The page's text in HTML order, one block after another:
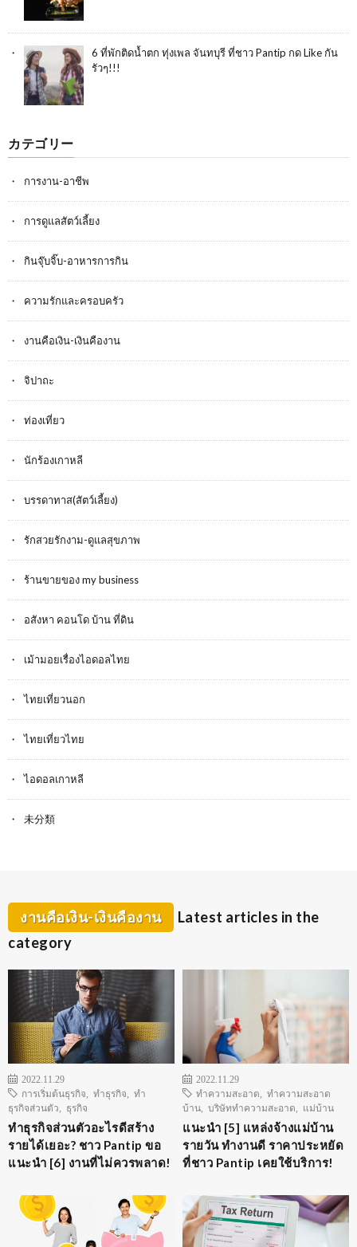
6 ที่พักติดน้ำตก ทุ่งเพล จันทบุรี ที่ชาว Pantip กด Like กัน
รัวๆ!!!
カテゴリー
การงาน-อาชีพ
การดูแลสัตว์เลี้ยง
กินจุ๊บจิ๊บ-อาหารการกิน
ความรักและครอบครัว
งานคือเงิน-เงินคืองาน
จิปาถะ
ท่องเที่ยว
นักร้องเกาหลี
บรรดาทาส(สัตว์เลี้ยง)
รักสวยรักงาม-ดูแลสุขภาพ
ร้านขายของ my business
อสังหา คอนโด บ้าน ที่ดิน
เม้ามอยเรื่องไอดอลไทย
ไทยเที่ยวนอก
ไทยเที่ยวไทย
ไอดอลเกาหลี
未分類
งานคือเงิน-เงินคืองาน
Latest articles in the
category
2022.11.29
การเริ่มต้นธุรกิจ
ทำธุรกิจ
ทำ
ธุรกิจส่วนตัว
ธุรกิจ
ทําธุรกิจส่วนตัวอะไรดีสร้าง
รายได้เยอะ? ชาว Pantip ขอ
แนะนำ [6] งานที่ไม่ควรพลาด!
2022.11.29
ทำความสะอาด
ทำความสะอาด
บ้าน
บริษัททำความสะอาด แม่บ้าน
แนะนำ [5] แหล่งจ้างแม่บ้าน
รายวัน ทำงานดี ราคาประหยัด
ที่ชาว Pantip เคยใช้บริการ!